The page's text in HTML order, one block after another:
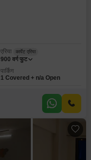
एरिया कार्पेट एरिया
900 वर्ग फुट
पार्किंग
1 Covered + n/a Open